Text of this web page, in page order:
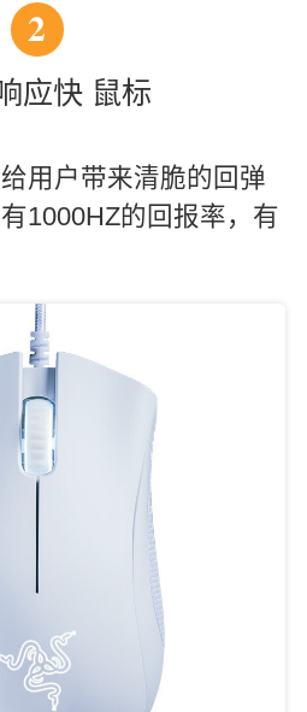
2
应快 鼠标
用户带来清脆的回弹
1000HZ的回报率，有